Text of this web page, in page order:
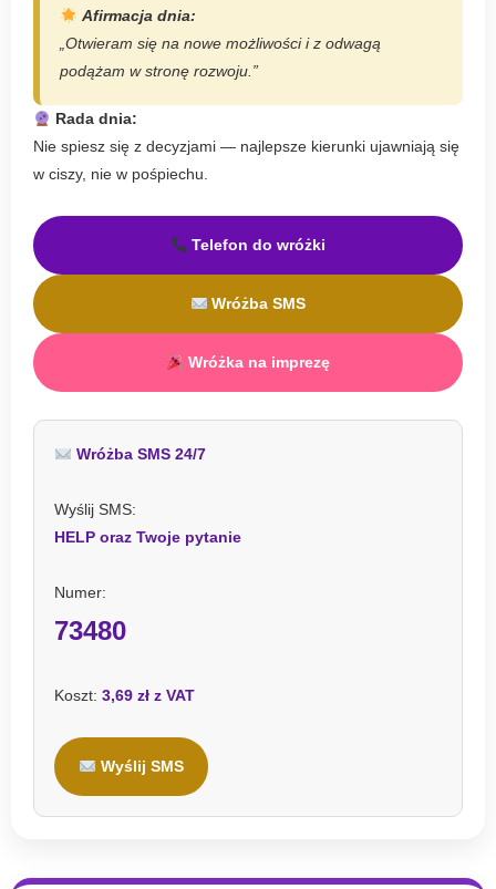
Afirmacja dnia:
„Otwieram się na nowe możliwości i z odwagą
podążam w stronę rozwoju.”
Rada dnia:
Nie spiesz się z decyzjami — najlepsze kierunki ujawniają się
w ciszy, nie w pośpiechu.
Telefon do wróżki
Wróżba SMS
Wróżka na imprezę
Wróżba SMS 24/7
Wyślij SMS:
HELP oraz Twoje pytanie
Numer:
73480
Koszt: 3,69 zł z VAT
Wyślij SMS